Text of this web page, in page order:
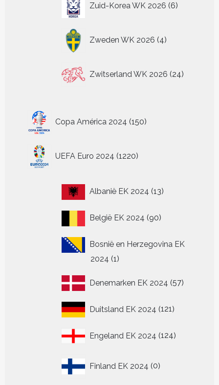
Zuid-Korea WK 2026 6
producten
Zweden WK 2026 4
producten
Zwitserland WK 2026 24
producten
Copa América 2024 150
producten
UEFA Euro 2024 1220
producten
Albanië EK 2024 1313
België EK 2024 9090
Bosnië en Herzegovina EK
2024 11
Denemarken EK 2024 5757
Duitsland EK 2024 121121
Engeland EK 2024 124124
Finland EK 2024 0
producten